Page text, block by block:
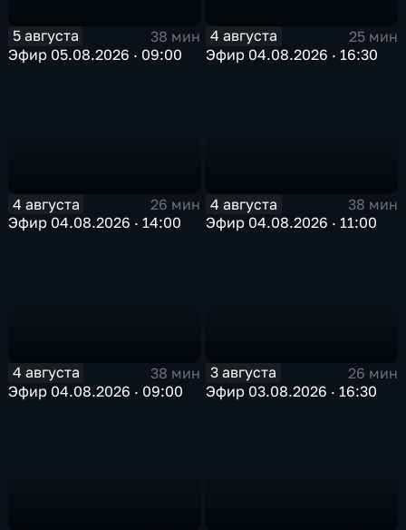
5 августа
38 мин
Эфир 05.08.2026 · 09:00
4 августа
25 мин
Эфир 04.08.2026 · 16:30
4 августа
26 мин
Эфир 04.08.2026 · 14:00
4 августа
38 мин
Эфир 04.08.2026 · 11:00
4 августа
38 мин
Эфир 04.08.2026 · 09:00
3 августа
26 мин
Эфир 03.08.2026 · 16:30